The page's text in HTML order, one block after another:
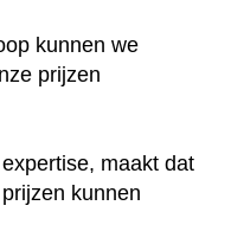
kunnen we
prijzen
maakt dat
kunnen